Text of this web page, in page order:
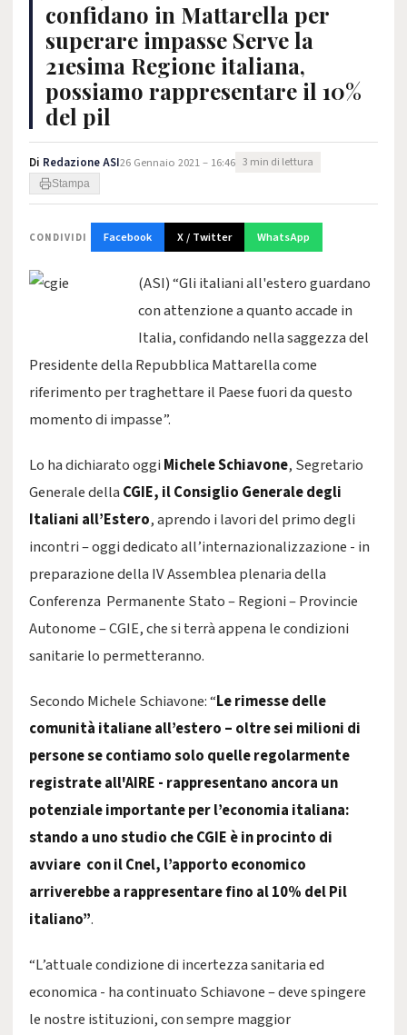
confidano in Mattarella per
superare impasse Serve la
21esima Regione italiana,
possiamo rappresentare il 10%
del pil
Di Redazione ASI26 Gennaio 2021 – 16:46 3 min di lettura
Stampa
CONDIVIDI Facebook X / Twitter WhatsApp
(ASI) “Gli italiani all'estero guardano
con attenzione a quanto accade in
Italia, confidando nella saggezza del
Presidente della Repubblica Mattarella come
riferimento per traghettare il Paese fuori da questo
momento di impasse”.
Lo ha dichiarato oggi Michele Schiavone, Segretario
Generale della CGIE, il Consiglio Generale degli
Italiani all’Estero, aprendo i lavori del primo degli
incontri – oggi dedicato all’internazionalizzazione - in
preparazione della IV Assemblea plenaria della
Conferenza Permanente Stato – Regioni – Provincie
Autonome – CGIE, che si terrà appena le condizioni
sanitarie lo permetteranno.
Secondo Michele Schiavone: “Le rimesse delle
comunità italiane all’estero – oltre sei milioni di
persone se contiamo solo quelle regolarmente
registrate all'AIRE - rappresentano ancora un
potenziale importante per l’economia italiana:
stando a uno studio che CGIE è in procinto di
avviare con il Cnel, l’apporto economico
arriverebbe a rappresentare fino al 10% del Pil
italiano”.
“L’attuale condizione di incertezza sanitaria ed
economica - ha continuato Schiavone – deve spingere
le nostre istituzioni, con sempre maggior